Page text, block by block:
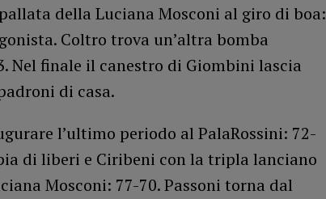
della Luciana Mosconi al giro di boa:
Coltro trova un’altra bomba
Nel finale il canestro di Giombini lascia
di casa.
l’ultimo periodo al PalaRossini: 72-
di liberi e Ciribeni con la tripla lanciano
Mosconi: 77-70. Passoni torna dal